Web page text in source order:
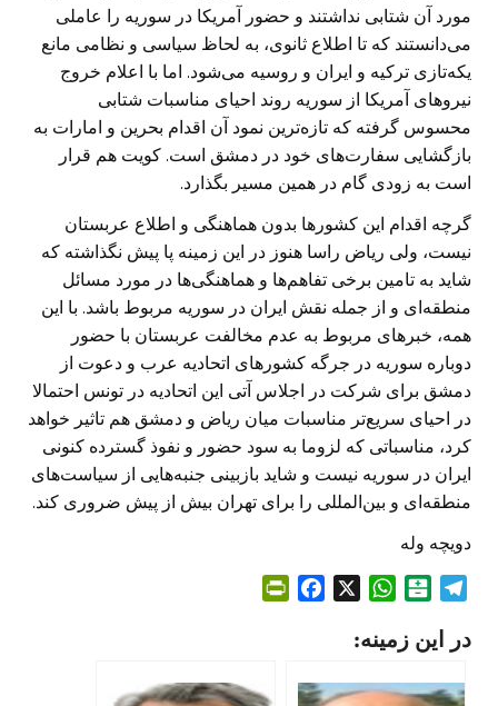
مورد آن شتابی نداشتند و حضور آمریکا در سوریه را عاملی
می‌دانستند که تا اطلاع ثانوی، به لحاظ سیاسی و نظامی مانع
یکه‌تازی ترکیه و ایران و روسیه می‌شود. اما با اعلام خروج
نیروهای آمریکا از سوریه روند احیای مناسبات شتابی
محسوس گرفته که تازه‌ترین نمود آن اقدام بحرین و امارات به
بازگشایی سفارت‌های خود در دمشق است. کویت هم قرار
است به زودی گام در همین مسیر بگذارد.
گرچه اقدام این کشورها بدون هماهنگی و اطلاع عربستان
نیست، ولی ریاض راسا هنوز در این زمینه پا پیش نگذاشته که
شاید به تامین برخی تفاهم‌ها و هماهنگی‌ها در مورد مسائل
منطقه‌ای و از جمله نقش ایران در سوریه مربوط باشد. با این
همه، خبرهای مربوط به عدم مخالفت عربستان با حضور
دوباره سوریه در جرگه کشورهای اتحادیه عرب و دعوت از
دمشق برای شرکت در اجلاس آتی این اتحادیه در تونس احتمالا
در احیای سریع‌تر مناسبات میان ریاض و دمشق هم تاثیر خواهد
کرد، مناسباتی که لزوما به سود حضور و نفوذ گسترده کنونی
ایران در سوریه نیست و شاید بازبینی جنبه‌هایی از سیاست‌های
منطقه‌ای و بین‌المللی را برای تهران بیش از پیش ضروری کند.
دویچه وله
l
g
t
W
a
s
t
در این زمینه: